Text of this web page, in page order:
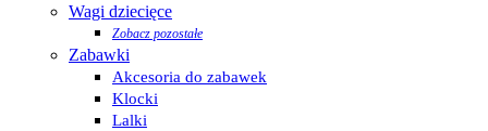
Wagi dziecięce
Zobacz pozostałe
Zabawki
Akcesoria do zabawek
Klocki
Lalki